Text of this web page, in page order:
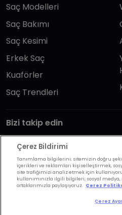
Saç Modelleri
Saç Bakımı
Saç Kesimi
Erkek Saç
Kuaförler
Saç Trendleri
Bizi takip edin
KVKK Politikası
KVKK Başvuru Formu
Çerez Bildirimi
Tanımlama bilgilerini; sitemizin doğru
içerikleri ve reklamları kişiselleştirmek,
site trafiğimizi analiz etmek için
kullanımınızla ilgili bilgileri; sosyal medya,
ortaklarımızla paylaşıyoruz. Çerez
Çerez